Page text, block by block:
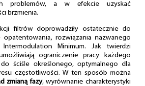
problemów, a w efekcie uzyskać
brzmienia.
filtrów doprowadziły ostatecznie do
opatentowania, rozwiązania nazwanego
Minimum. Jak twierdzi
ograniczenie pracy każdego
do ściśle określonego, optymalnego dla
częstotliwości. W ten sposób można
zmianą fazy, wyrównanie charakterystyki